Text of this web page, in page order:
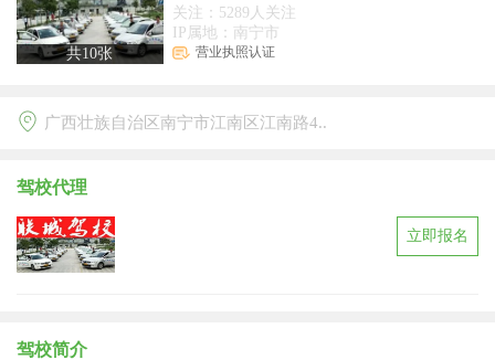
共10张
关注：5289人关注
IP属地：南宁市
营业执照认证
广西壮族自治区南宁市江南区江南路4..
驾校代理
立即报名
驾校简介